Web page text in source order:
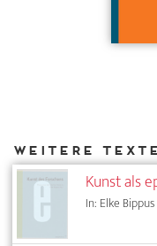
Kunst als
In: Elke